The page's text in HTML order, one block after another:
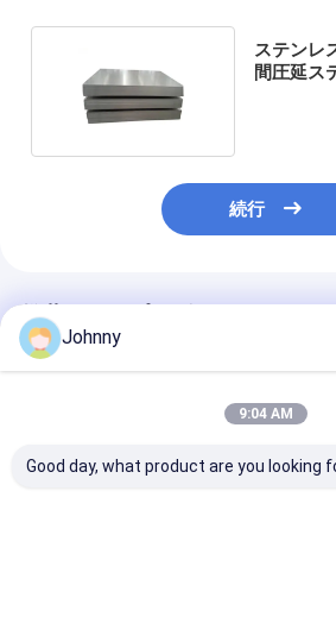
ステンレ
間圧延ス
続行
推薦されたプロダクト
Johnny
9:04 AM
Good day, what product are you looking